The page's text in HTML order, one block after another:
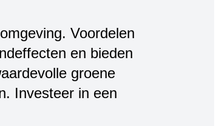
Voordelen
en bieden
groene
Investeer in een